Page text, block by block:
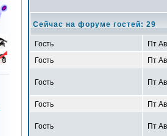
Сейчас на форуме гостей: 29
Гость
Пт
Гость
Пт
Гость Пт
Гость Пт
Гость Пт